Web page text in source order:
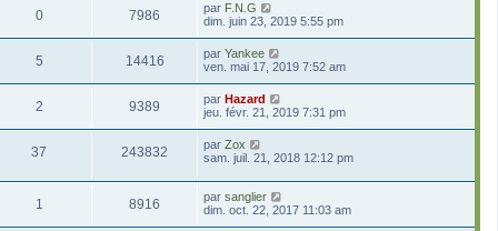
0 7986 par F.N.G
dim. juin 23, 2019 5:55 pm
5 14416 par Yankee
ven. mai 17, 2019 7:52 am
2 9389 par Hazard
jeu. févr. 21, 2019 7:31 pm
37 243832 par Zox
sam. juil. 21, 2018 12:12 pm
1 8916 par sanglier
dim. oct. 22, 2017 11:03 am